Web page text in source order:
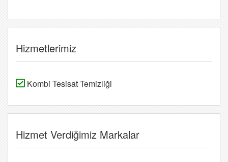
Hizmetlerimiz
Kombi Tesisat Temizliği
Hizmet Verdiğimiz Markalar